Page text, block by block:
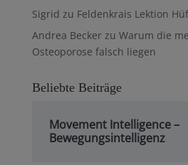
Sigrid zu Feldenkrais Lektion
Andrea Beckerzu Warum die
Osteoporose falsch liegen
Beliebte Beiträge
Movement Intelligence –
Bewegungsintelligenz